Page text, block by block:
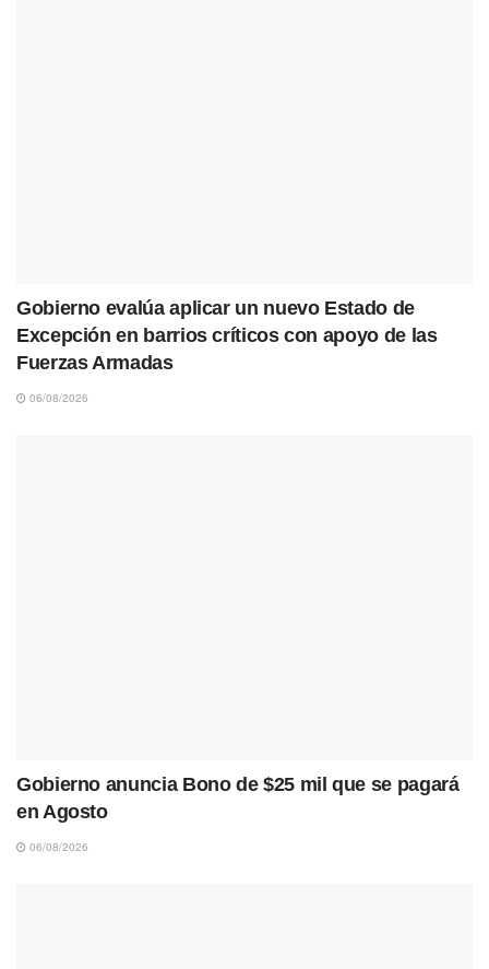
Gobierno evalúa aplicar un nuevo Estado de
Excepción en barrios críticos con apoyo de las
Fuerzas Armadas
06/08/2026
Gobierno anuncia Bono de $25 mil que se pagará
en Agosto
06/08/2026